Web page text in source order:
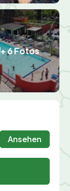
+ 6 Fotos
Ansehen